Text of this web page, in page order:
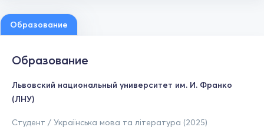
Образование
Образование
Львовский национальный университет им. И. Франко
(ЛНУ)
Студент / Українська мова та література (2025)